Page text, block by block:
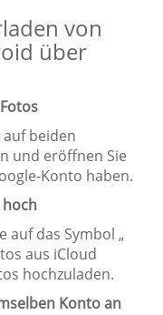
von
über
beiden
und eröffnen Sie
Konto haben.
hoch
auf das Symbol „
aus iCloud
hochzuladen.
Konto an